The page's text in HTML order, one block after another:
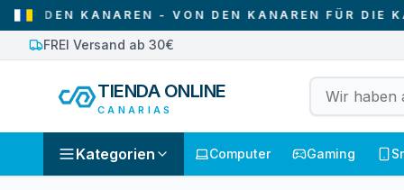
- VON DEN KANAREN FÜR DIE KANAREN•
FREI Versand ab 30€
TIENDA ONLINE
CANARIAS
Kategorien Computer Gaming